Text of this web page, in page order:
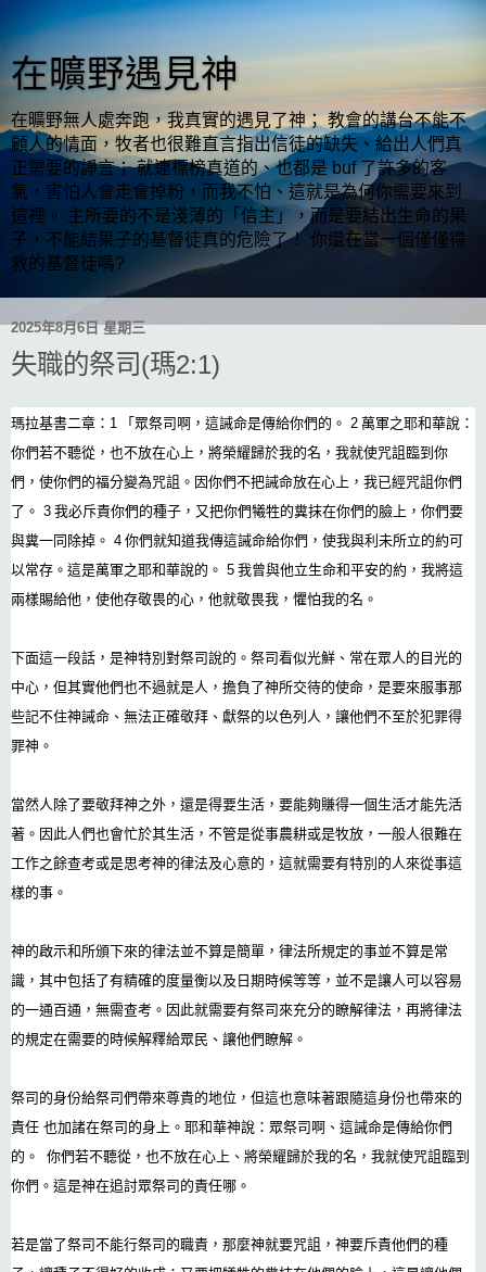
在曠野遇見神
在曠野無人處奔跑，我真實的遇見了神； 教會的講台不能不
顧人的情面，牧者也很難直言指出信徒的缺失、給出人們真
正需要的諍言； 就連標榜真道的、也都是 buf 了許多的客
氣，害怕人會走會掉粉，而我不怕、這就是為何你需要來到
這裡。 主所要的不是淺薄的「信主」，而是要結出生命的果
子，不能結果子的基督徒真的危險了！ 你還在當一個僅僅得
救的基督徒嗎?
2025年8月6日 星期三
失職的祭司(瑪2:1)
瑪拉基書二章：1 「眾祭司啊，這誡命是傳給你們的。 2 萬軍之耶和華說：
你們若不聽從，也不放在心上，將榮耀歸於我的名，我就使咒詛臨到你
們，使你們的福分變為咒詛。因你們不把誡命放在心上，我已經咒詛你們
了。 3 我必斥責你們的種子，又把你們犧牲的糞抹在你們的臉上，你們要
與糞一同除掉。 4 你們就知道我傳這誡命給你們，使我與利未所立的約可
以常存。這是萬軍之耶和華說的。 5 我曾與他立生命和平安的約，我將這
兩樣賜給他，使他存敬畏的心，他就敬畏我，懼怕我的名。
下面這一段話，是神特別對祭司說的。祭司看似光鮮、常在眾人的目光的
中心，但其實他們也不過就是人，擔負了神所交待的使命，是要來服事那
些記不住神誡命、無法正確敬拜、獻祭的以色列人，讓他們不至於犯罪得
罪神。
當然人除了要敬拜神之外，還是得要生活，要能夠賺得一個生活才能先活
著。因此人們也會忙於其生活，不管是從事農耕或是牧放，一般人很難在
工作之餘查考或是思考神的律法及心意的，這就需要有特別的人來從事這
樣的事。
神的啟示和所頒下來的律法並不算是簡單，律法所規定的事並不算是常
識，其中包括了有精確的度量衡以及日期時候等等，並不是讓人可以容易
的一通百通，無需查考。因此就需要有祭司來充分的瞭解律法，再將律法
的規定在需要的時候解釋給眾民、讓他們瞭解。
祭司的身份給祭司們帶來尊貴的地位，但這也意味著跟隨這身份也帶來的
責任 也加諸在祭司的身上。耶和華神說：眾祭司啊、這誡命是傳給你們
的。 你們若不聽從，也不放在心上、將榮耀歸於我的名，我就使咒詛臨到
你們。這是神在追討眾祭司的責任哪。
若是當了祭司不能行祭司的職責，那麼神就要咒詛，神要斥責他們的種